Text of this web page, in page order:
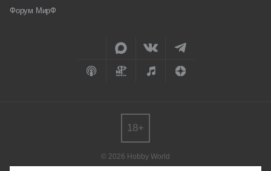
Форум МирФ
© 2026 Hobby World
18+